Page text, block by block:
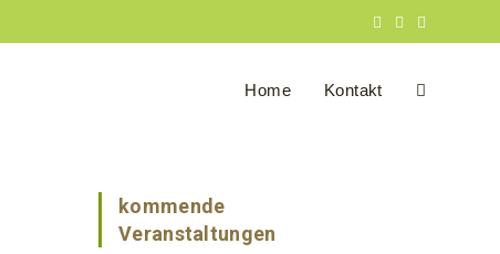
Home Kontakt Website-
kommende
Veranstaltungen